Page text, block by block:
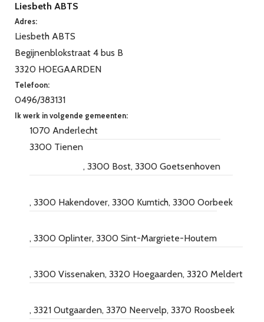
Liesbeth ABTS
Adres:
Liesbeth ABTS
Begijnenblokstraat 4 bus B
3320 HOEGAARDEN
Telefoon:
0496/383131
Ik werk in volgende gemeenten:
1070 Anderlecht
3300 Tienen
3300 Bost 3300 Goetsenhoven
3300 Hakendover 3300 Kumtich 3300 Oorbeek
3300 Oplinter 3300 Sint-Margriete-Houtem
3300 Vissenaken 3320 Hoegaarden 3320 Meldert
3321 Outgaarden 3370 Neervelp 3370 Roosbeek